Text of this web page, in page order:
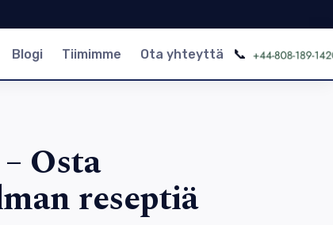
Blogi Tiimimme Ota yhteyttä 📞
Osta
reseptiä